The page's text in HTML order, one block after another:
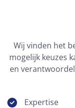
Wij vinden het
mogelijk keuzes
en
Expertise